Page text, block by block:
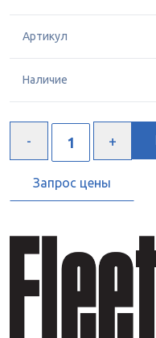
Артикул
Наличие
Запрос цены